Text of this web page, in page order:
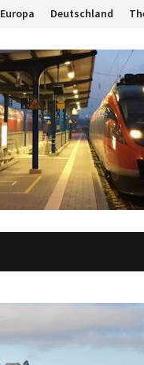
Europa Deutschland